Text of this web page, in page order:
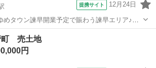
提携サイト 12月24日
タウン諫早開業予定で賑わう諫早エリア♪小
の物件です(^^)/
駅 土地販売/土地売買
町 売土地
円